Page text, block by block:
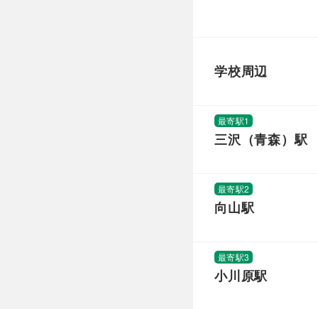
学校周辺
最寄駅1
三沢（青森）駅
最寄駅2
向山駅
最寄駅3
小川原駅